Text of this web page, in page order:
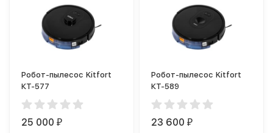
Робот-пылесос Kitfort
КТ-577
25 000₽
Робот-пылесос Kitfort
КТ-589
23 600₽